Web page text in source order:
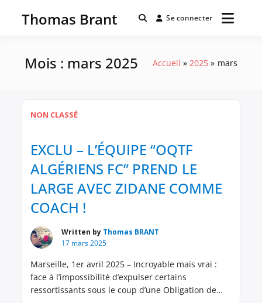
Thomas Brant Se connecter
Mois : mars 2025 Accueil 2025 mars
NON CLASSÉ
EXCLU – L’ÉQUIPE “OQTF
ALGÉRIENS FC” PREND LE
LARGE AVEC ZIDANE COMME
COACH !
Written by Thomas BRANT
17 mars 2025
Marseille, 1er avril 2025 – Incroyable mais vrai :
face à l’impossibilité d’expulser certains
ressortissants sous le coup d’une Obligation de